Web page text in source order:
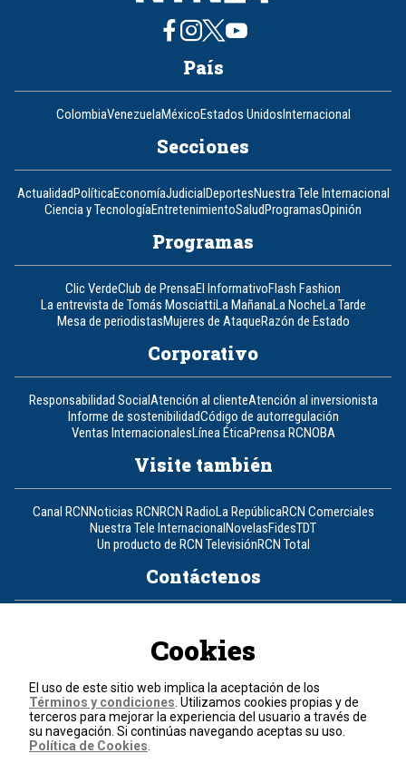
País
ColombiaVenezuelaMéxicoEstados UnidosInternacional
Secciones
ActualidadPolíticaEconomíaJudicialDeportesNuestra Tele Internacional
Ciencia y TecnologíaEntretenimientoSaludProgramasOpinión
Programas
Clic VerdeClub de PrensaEl InformativoFlash Fashion
La entrevista de Tomás MosciattiLa MañanaLa NocheLa Tarde
Mesa de periodistasMujeres de AtaqueRazón de Estado
Corporativo
Responsabilidad SocialAtención al clienteAtención al inversionista
Informe de sostenibilidadCódigo de autorregulación
Ventas InternacionalesLínea ÉticaPrensa RCNOBA
Visite también
Canal RCNNoticias RCNRCN RadioLa RepúblicaRCN Comerciales
Nuestra Tele InternacionalNovelasFidesTDT
Un producto de RCN TelevisiónRCN Total
Contáctenos
Política de cookies
Términos y condiciones
© 2026, RCN Medios.
Todos los derechos reservados.
Cookies
El uso de este sitio web implica la aceptación de los
Términos y condiciones . Utilizamos cookies propias y de
terceros para mejorar la experiencia del usuario a través de
su navegación. Si continúas navegando aceptas su uso.
Política de Cookies